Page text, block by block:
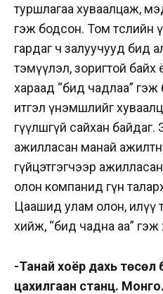
туршлагаа хуваалцаж,
гэж бодсон. Том төслийн
гардаг ч залуучууд бид
тэмүүлэл, зоригтой
хараад “бид чадлаа” гэж
итгэл үнэмшлийг
өгүүлшгүй сайхан байдаг.
ажилласан манай
гүйцэтгэгчээр
олон компанид гүн
Цаашид улам олон, илүү
хийж, “бид чадна аа”
-Танай хоёр дахь төсөл
цахилгаан станц.